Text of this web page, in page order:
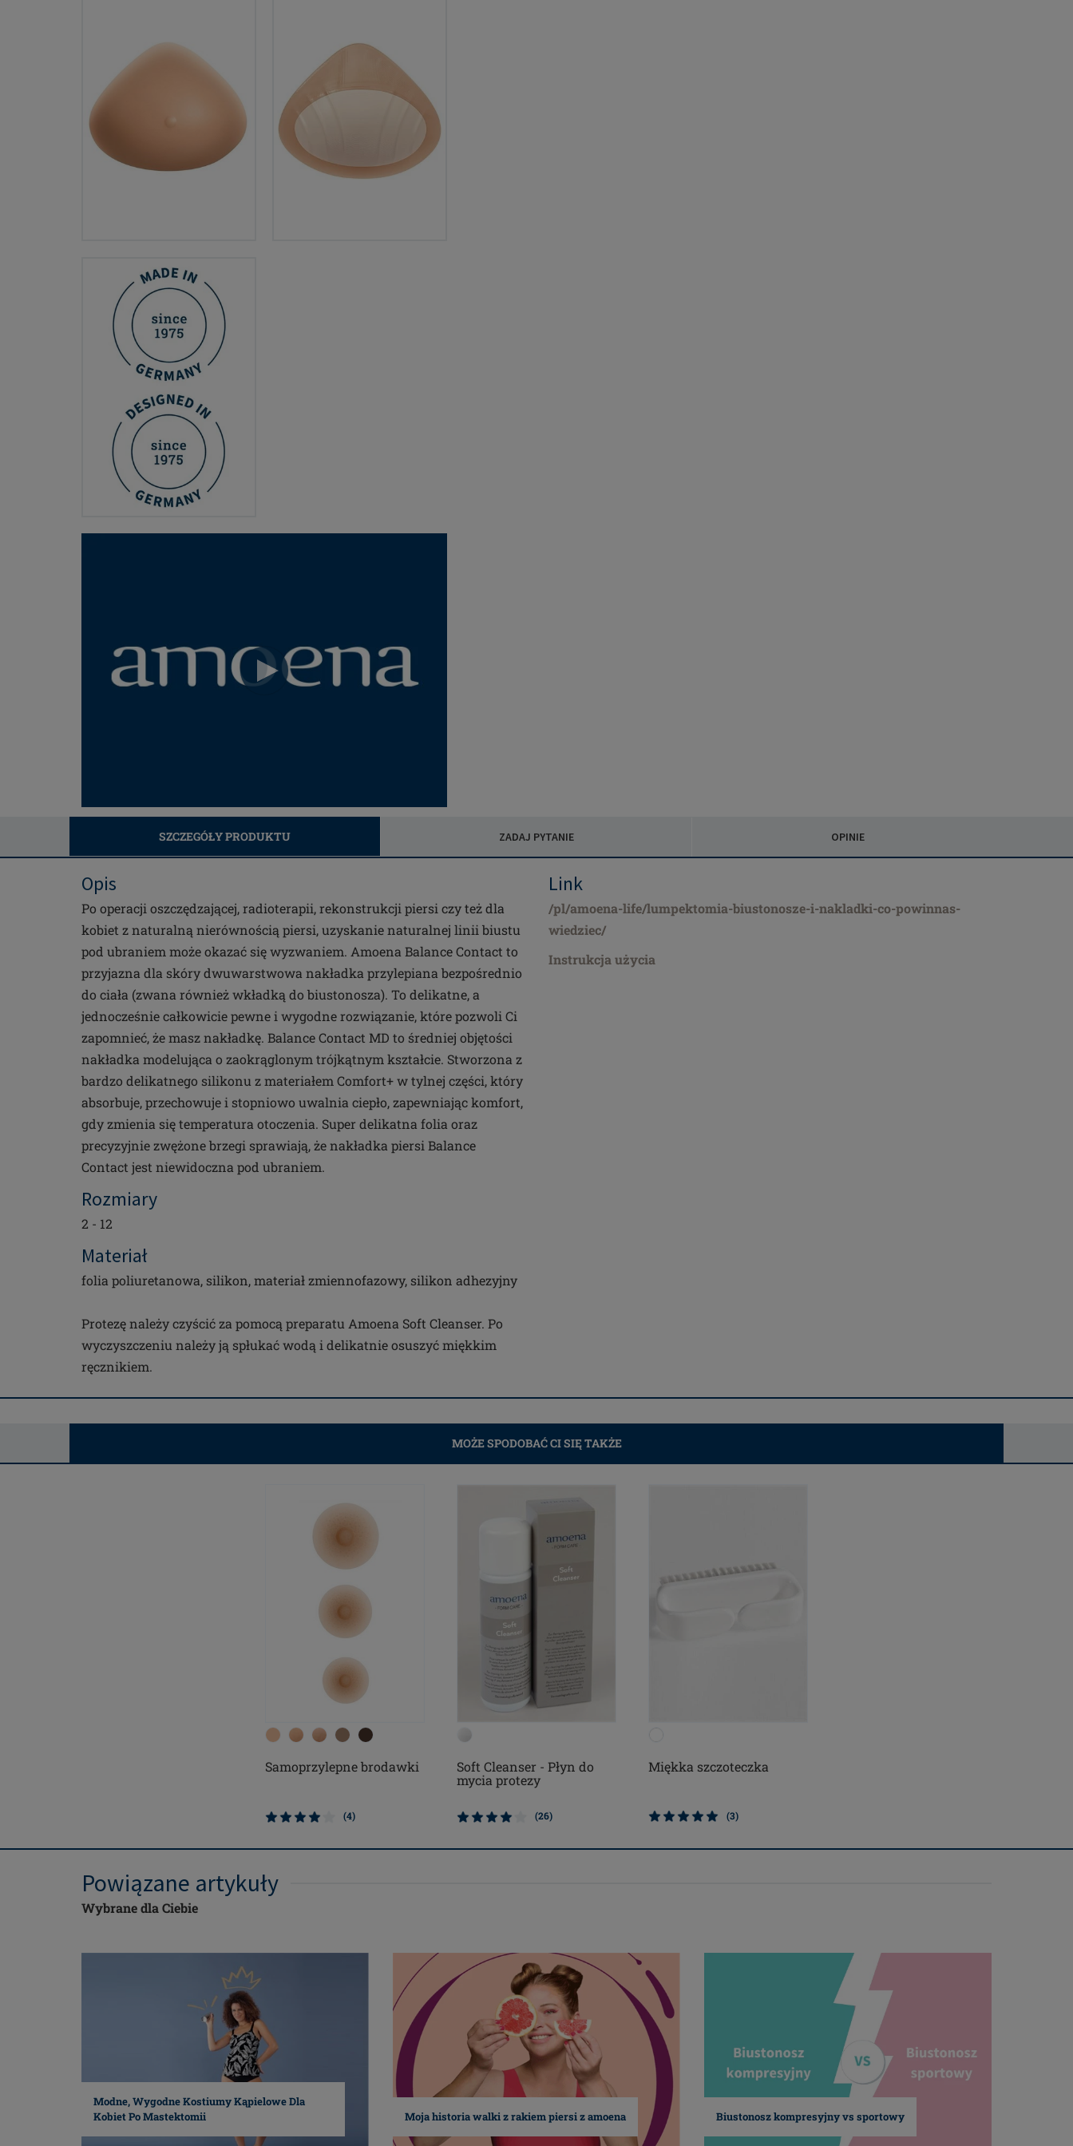
SZCZEGÓŁY PRODUKTU ZADAJ PYTANIE OPINIE
Opis
Po operacji oszczędzającej, radioterapii, rekonstrukcji piersi czy też dla
kobiet z naturalną nierównością piersi, uzyskanie naturalnej linii biustu
pod ubraniem może okazać się wyzwaniem. Amoena Balance Contact to
przyjazna dla skóry dwuwarstwowa nakładka przylepiana bezpośrednio
do ciała (zwana również wkładką do biustonosza). To delikatne, a
jednocześnie całkowicie pewne i wygodne rozwiązanie, które pozwoli Ci
zapomnieć, że masz nakładkę. Balance Contact MD to średniej objętości
nakładka modelująca o zaokrąglonym trójkątnym kształcie. Stworzona z
bardzo delikatnego silikonu z materiałem Comfort+ w tylnej części, który
absorbuje, przechowuje i stopniowo uwalnia ciepło, zapewniając komfort,
gdy zmienia się temperatura otoczenia. Super delikatna folia oraz
precyzyjnie zwężone brzegi sprawiają, że nakładka piersi Balance
Contact jest niewidoczna pod ubraniem.
Rozmiary
2 - 12
Materiał
folia poliuretanowa, silikon, materiał zmiennofazowy, silikon adhezyjny
Protezę należy czyścić za pomocą preparatu Amoena Soft Cleanser. Po
wyczyszczeniu należy ją spłukać wodą i delikatnie osuszyć miękkim
ręcznikiem.
Link
/pl/amoena-life/lumpektomia-biustonosze-i-nakladki-co-powinnas-
wiedziec/
Instrukcja użycia
MOŻE SPODOBAĆ CI SIĘ TAKŻE
Samoprzylepne brodawki
(4)
Soft Cleanser - Płyn do
mycia protezy
(26)
Miękka szczoteczka
(3)
Powiązane artykuły
Wybrane dla Ciebie
Modne, Wygodne Kostiumy Kąpielowe Dla
Kobiet Po Mastektomii
Moja historia walki z rakiem piersi z amoena Biustonosz kompresyjny vs sportowy